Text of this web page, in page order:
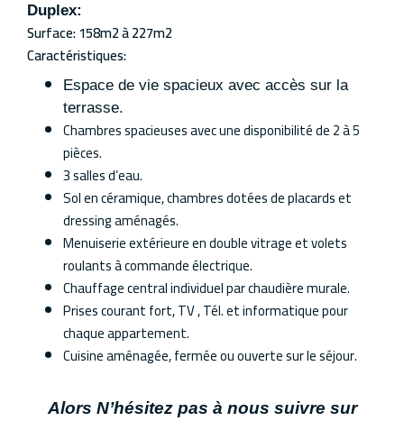
Duplex:
Surface: 158m2 à 227m2
Caractéristiques:
Espace de vie spacieux avec accès sur la
terrasse.
Chambres spacieuses avec une disponibilité de 2 à 5
pièces.
3 salles d’eau.
Sol en céramique, chambres dotées de placards et
dressing aménagés.
Menuiserie extérieure en double vitrage et volets
roulants à commande électrique.
Chauffage central individuel par chaudière murale.
Prises courant fort, TV , Tél. et informatique pour
chaque appartement.
Cuisine aménagée, fermée ou ouverte sur le séjour.
Alors N’hésitez pas à nous suivre sur